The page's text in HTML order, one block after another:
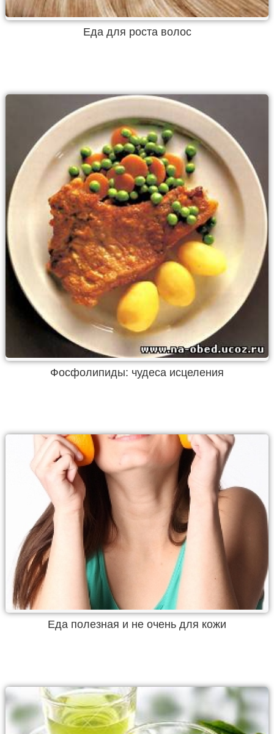
Еда для роста волос
Фосфолипиды: чудеса исцеления
Еда полезная и не очень для кожи